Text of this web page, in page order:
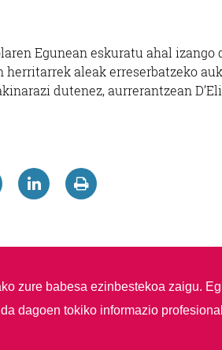
Egunean eskuratu ahal izango
herritarrek aleak erreserbatzeko
dutenez, aurrerantzean
zure babesa ezinbestekoa zaigu.
dagoen tokiko informazio